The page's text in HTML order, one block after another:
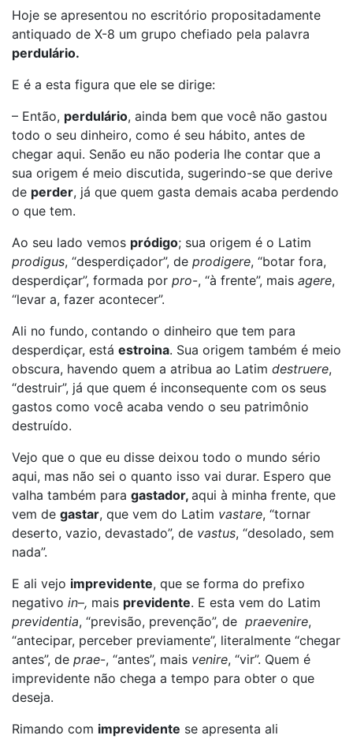
Hoje se apresentou no escritório propositadamente
antiquado de X-8 um grupo chefiado pela palavra
perdulário.
E é a esta figura que ele se dirige:
– Então, perdulário, ainda bem que você não gastou
todo o seu dinheiro, como é seu hábito, antes de
chegar aqui. Senão eu não poderia lhe contar que a
sua origem é meio discutida, sugerindo-se que derive
de perder, já que quem gasta demais acaba perdendo
o que tem.
Ao seu lado vemos pródigo; sua origem é o Latim
prodigus, “desperdiçador”, de prodigere, “botar fora,
desperdiçar”, formada por pro-, “à frente”, mais agere,
“levar a, fazer acontecer”.
Ali no fundo, contando o dinheiro que tem para
desperdiçar, está estroina. Sua origem também é meio
obscura, havendo quem a atribua ao Latim destruere,
“destruir”, já que quem é inconsequente com os seus
gastos como você acaba vendo o seu patrimônio
destruído.
Vejo que o que eu disse deixou todo o mundo sério
aqui, mas não sei o quanto isso vai durar. Espero que
valha também para gastador, aqui à minha frente, que
vem de gastar, que vem do Latim vastare, “tornar
deserto, vazio, devastado”, de vastus, “desolado, sem
nada”.
E ali vejo imprevidente, que se forma do prefixo
negativo in–, mais previdente. E esta vem do Latim
previdentia, “previsão, prevenção”, de praevenire,
“antecipar, perceber previamente”, literalmente “chegar
antes”, de prae-, “antes”, mais venire, “vir”. Quem é
imprevidente não chega a tempo para obter o que
deseja.
Rimando com imprevidente se apresenta ali